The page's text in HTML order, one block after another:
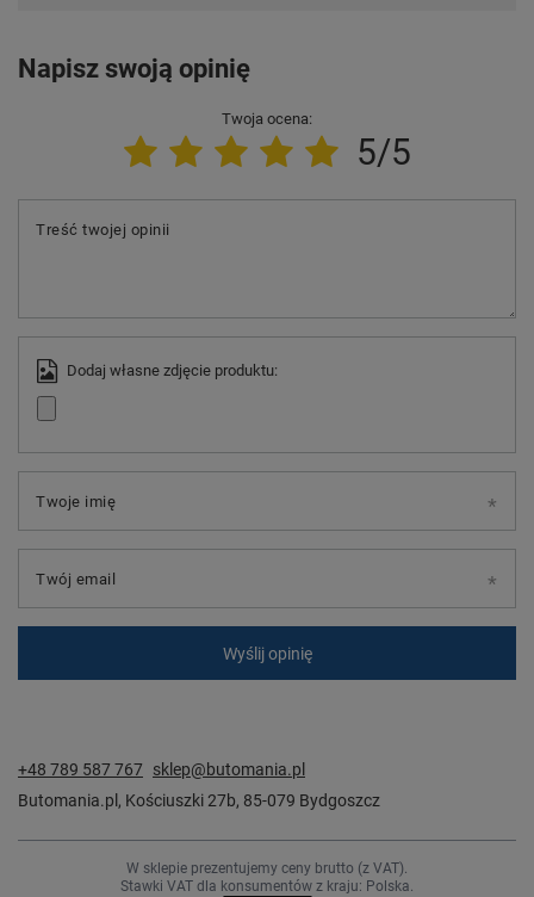
Napisz swoją opinię
Twoja ocena:
5/5
Treść twojej opinii
Dodaj własne zdjęcie produktu:
Twoje imię
Twój email
Wyślij opinię
+48 789 587 767 sklep@butomania.pl
Butomania.pl , Kościuszki 27b, 85-079 Bydgoszcz
W sklepie prezentujemy ceny brutto (z VAT).
Stawki VAT dla konsumentów z kraju: Polska.